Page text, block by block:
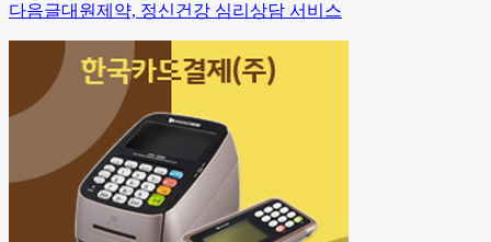
다음글대원제약, 정신건강 심리상담 서비스